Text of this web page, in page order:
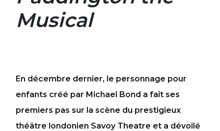
Musical
En décembre dernier, le personnage pour
enfants créé par Michael Bond a fait ses
premiers pas sur la scène du prestigieux
théâtre londonien Savoy Theatre et a dévoilé